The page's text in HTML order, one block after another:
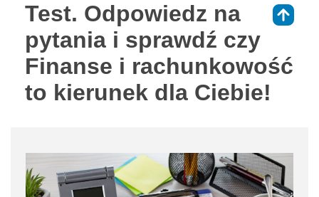
Test. Odpowiedz na
pytania i sprawdź czy
Finanse i rachunkowość
to kierunek dla Ciebie!